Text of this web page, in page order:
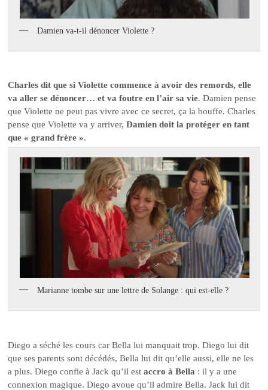
Damien va-t-il dénoncer Violette ?
Charles dit que si Violette commence à avoir des remords, elle
va aller se dénoncer… et va foutre en l’air sa vie. Damien pense
que Violette ne peut pas vivre avec ce secret, ça la bouffe. Charles
pense que Violette va y arriver,Damien doit la protéger en tant
que « grand frère ».
Marianne tombe sur une lettre de Solange : qui est-elle ?
Diego a séché les cours car Bella lui manquait trop. Diego lui dit
que ses parents sont décédés, Bella lui dit qu’elle aussi, elle ne les
a plus. Diego confie à Jack qu’il estaccro à Bella : il y a une
connexion magique. Diego avoue qu’il admire Bella. Jack lui dit